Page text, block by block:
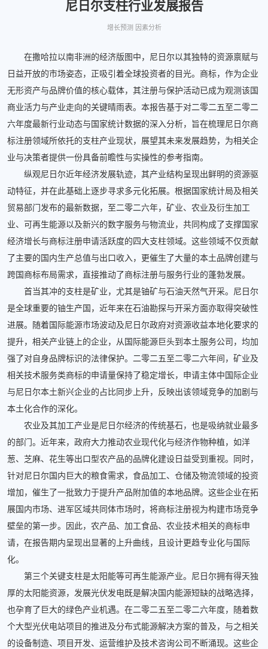
尼日尔支柱行业发展报告
增长预测 因素分析
在撒哈拉以南非洲的经济版图中，尼日尔以其独特的资源禀赋与
日益开放的市场姿态，正吸引着全球投资者的目光。商标，作为企业
无形资产与品牌价值的核心载体，其注册与保护活动已成为观测该国
商业活力与产业走向的关键晴雨表。本报告基于对二零二五至二零二
六年度最新行业动态与国家统计数据的深入分析，旨在梳理尼日尔商
标注册领域所依托的支柱产业现状，展望其未来发展趋势，为相关企
业与决策者提供一份具备前瞻性与实操性的参考指南。
纵观尼日尔近年经济发展轨迹，其产业结构呈现出鲜明的资源驱
动特征，并在此基础上逐步寻求多元化拓展。根据国家统计局及相关
贸易部门发布的最新数据，至二零二六年，矿业、农业及衍生加工
业、可再生能源以及新兴的数字服务与物流业，共同构成了支撑国家
经济增长与商标注册申请活跃度的四大支柱领域。这些领域不仅贡献
了主要的国内生产总值与出口收入，更催生了大量的本土品牌创建与
跨国商标布局需求，直接推动了商标注册与服务行业的蓬勃发展。
首当其冲的支柱是矿业，尤其是铀矿与石油天然气开采。尼日尔
是全球重要的铀生产国，近年来在石油勘探与开采方面亦取得突破性
进展。随着国际能源市场波动及尼日尔政府对资源收益本地化要求的
提升，相关产业链上的企业，从国际能源巨头到本土服务公司，均加
强了对自身品牌标识的法律保护。二零二五至二零二六年间，矿业及
相关技术服务类商标的申请量保持了稳定增长，申请主体中国际企业
与尼日尔本土新兴企业的占比同步上升，反映出该领域竞争的加剧与
本土化合作的深化。
农业及其加工产业是尼日尔经济的传统基石，也是吸纳就业最多
的部门。近年来，政府大力推动农业现代化与经济作物种植，如洋
葱、芝麻、花生等出口型农产品的品牌化建设日益受到重视。同时，
针对尼日尔国内巨大的粮食需求，食品加工、仓储及物流领域的投资
增加，催生了一批致力于提升产品附加值的本地品牌。这些企业在拓
展国内市场、进军区域共同体市场时，将商标注册视为构建市场竞争
壁垒的第一步。因此，农产品、加工食品、农业技术相关的商标申
请，在报告期内呈现出显著的上升曲线，且设计更趋专业化与国际
化。
第三个关键支柱是太阳能等可再生能源产业。尼日尔拥有得天独
厚的太阳能资源，发展光伏发电既是解决国内能源短缺的战略选择，
也孕育了巨大的绿色产业机遇。在二零二五至二零二六年度，随着数
个大型光伏电站项目的推进及分布式能源解决方案的普及，与之相关
的设备制造、项目开发、运营维护及技术咨询公司不断涌现。这些企